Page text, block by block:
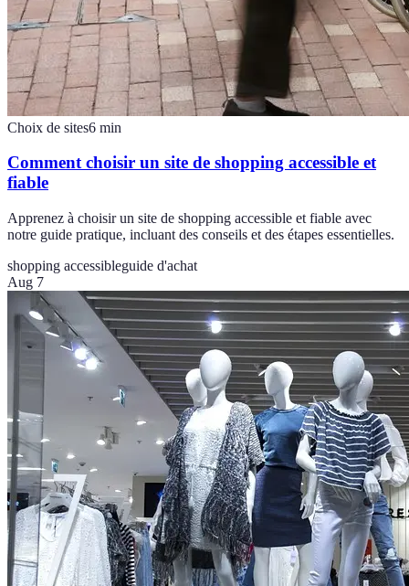
Choix de sites6 min
Comment choisir un site de shopping accessible et
fiable
Apprenez à choisir un site de shopping accessible et fiable avec
notre guide pratique, incluant des conseils et des étapes essentielles.
shopping accessibleguide d'achat
Aug 7